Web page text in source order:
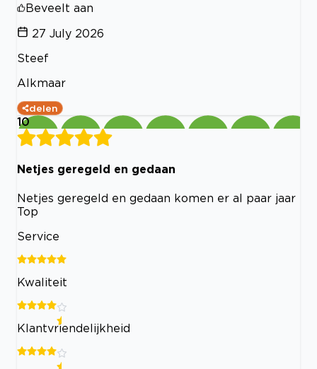
Beveelt aan
27 July 2026
Steef
Alkmaar
delen
10
Netjes geregeld en gedaan
Netjes geregeld en gedaan komen er al paar jaar
Top
Service
Kwaliteit
Klantvriendelijkheid